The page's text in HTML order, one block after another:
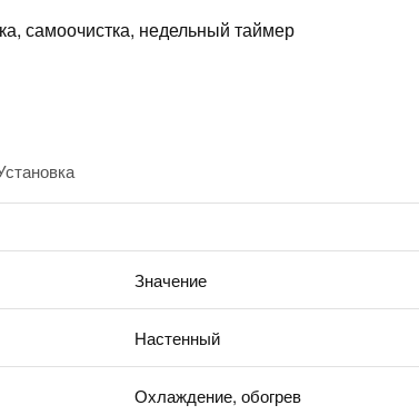
самоочистка, недельный таймер
Значение
Настенный
Охлаждение, обогрев